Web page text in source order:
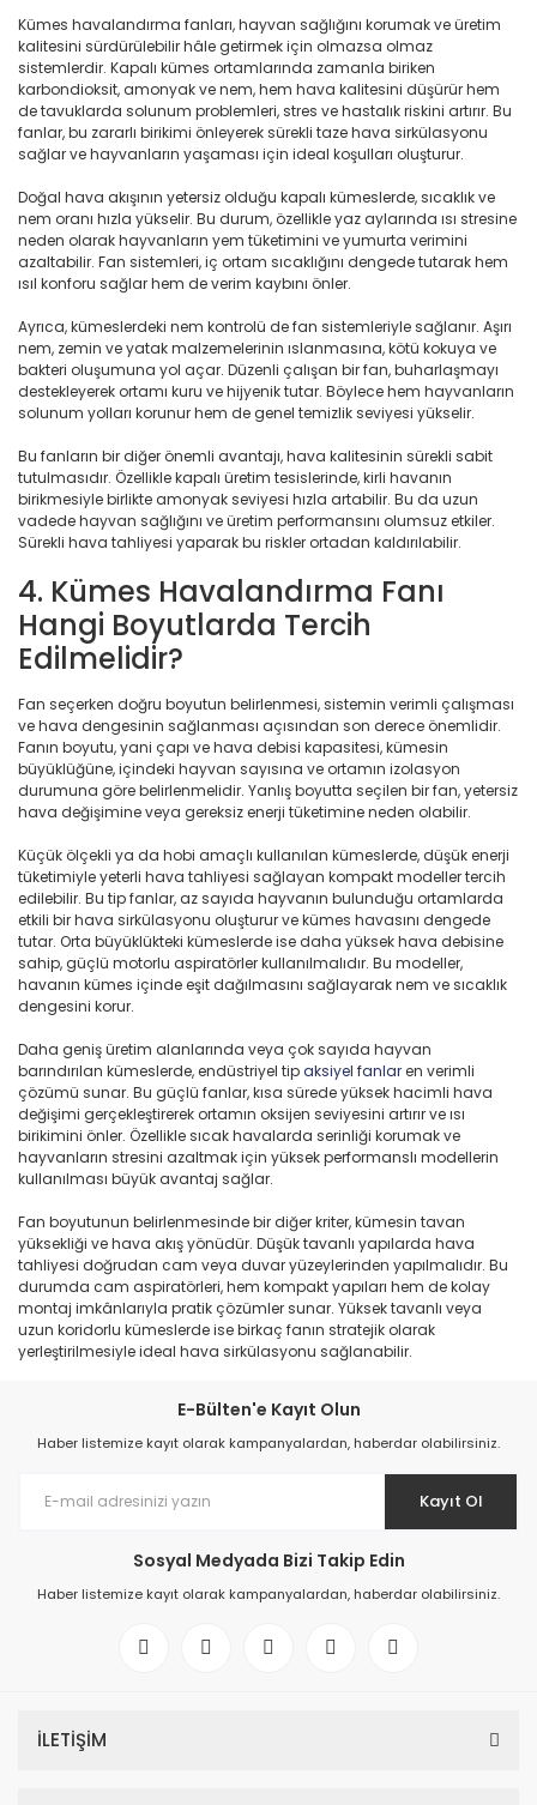
Kümes havalandırma fanları, hayvan sağlığını korumak ve üretim
kalitesini sürdürülebilir hâle getirmek için olmazsa olmaz
sistemlerdir. Kapalı kümes ortamlarında zamanla biriken
karbondioksit, amonyak ve nem, hem hava kalitesini düşürür hem
de tavuklarda solunum problemleri, stres ve hastalık riskini artırır. Bu
fanlar, bu zararlı birikimi önleyerek sürekli taze hava sirkülasyonu
sağlar ve hayvanların yaşaması için ideal koşulları oluşturur.
Doğal hava akışının yetersiz olduğu kapalı kümeslerde, sıcaklık ve
nem oranı hızla yükselir. Bu durum, özellikle yaz aylarında ısı stresine
neden olarak hayvanların yem tüketimini ve yumurta verimini
azaltabilir. Fan sistemleri, iç ortam sıcaklığını dengede tutarak hem
ısıl konforu sağlar hem de verim kaybını önler.
Ayrıca, kümeslerdeki nem kontrolü de fan sistemleriyle sağlanır. Aşırı
nem, zemin ve yatak malzemelerinin ıslanmasına, kötü kokuya ve
bakteri oluşumuna yol açar. Düzenli çalışan bir fan, buharlaşmayı
destekleyerek ortamı kuru ve hijyenik tutar. Böylece hem hayvanların
solunum yolları korunur hem de genel temizlik seviyesi yükselir.
Bu fanların bir diğer önemli avantajı, hava kalitesinin sürekli sabit
tutulmasıdır. Özellikle kapalı üretim tesislerinde, kirli havanın
birikmesiyle birlikte amonyak seviyesi hızla artabilir. Bu da uzun
vadede hayvan sağlığını ve üretim performansını olumsuz etkiler.
Sürekli hava tahliyesi yaparak bu riskler ortadan kaldırılabilir.
4. Kümes Havalandırma Fanı
Hangi Boyutlarda Tercih
Edilmelidir?
Fan seçerken doğru boyutun belirlenmesi, sistemin verimli çalışması
ve hava dengesinin sağlanması açısından son derece önemlidir.
Fanın boyutu, yani çapı ve hava debisi kapasitesi, kümesin
büyüklüğüne, içindeki hayvan sayısına ve ortamın izolasyon
durumuna göre belirlenmelidir. Yanlış boyutta seçilen bir fan, yetersiz
hava değişimine veya gereksiz enerji tüketimine neden olabilir.
Küçük ölçekli ya da hobi amaçlı kullanılan kümeslerde, düşük enerji
tüketimiyle yeterli hava tahliyesi sağlayan kompakt modeller tercih
edilebilir. Bu tip fanlar, az sayıda hayvanın bulunduğu ortamlarda
etkili bir hava sirkülasyonu oluşturur ve kümes havasını dengede
tutar. Orta büyüklükteki kümeslerde ise daha yüksek hava debisine
sahip, güçlü motorlu aspiratörler kullanılmalıdır. Bu modeller,
havanın kümes içinde eşit dağılmasını sağlayarak nem ve sıcaklık
dengesini korur.
Daha geniş üretim alanlarında veya çok sayıda hayvan
barındırılan kümeslerde, endüstriyel tipaksiyel fanlaren verimli
çözümü sunar. Bu güçlü fanlar, kısa sürede yüksek hacimli hava
değişimi gerçekleştirerek ortamın oksijen seviyesini artırır ve ısı
birikimini önler. Özellikle sıcak havalarda serinliği korumak ve
hayvanların stresini azaltmak için yüksek performanslı modellerin
kullanılması büyük avantaj sağlar.
Fan boyutunun belirlenmesinde bir diğer kriter, kümesin tavan
yüksekliği ve hava akış yönüdür. Düşük tavanlı yapılarda hava
tahliyesi doğrudan cam veya duvar yüzeylerinden yapılmalıdır. Bu
durumda cam aspiratörleri, hem kompakt yapıları hem de kolay
montaj imkânlarıyla pratik çözümler sunar. Yüksek tavanlı veya
uzun koridorlu kümeslerde ise birkaç fanın stratejik olarak
yerleştirilmesiyle ideal hava sirkülasyonu sağlanabilir.
E-Bülten'e Kayıt Olun
Haber listemize kayıt olarak kampanyalardan, haberdar olabilirsiniz.
Kayıt Ol
Sosyal Medyada Bizi Takip Edin
Haber listemize kayıt olarak kampanyalardan, haberdar olabilirsiniz.
İLETİŞİM